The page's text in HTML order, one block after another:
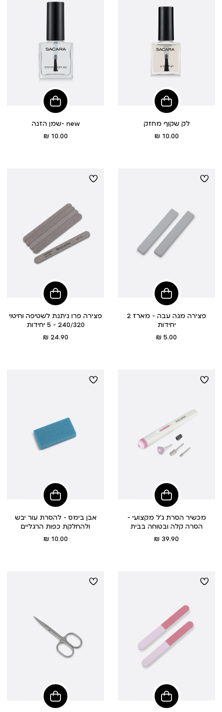
הוסיפי
לסל
לק שקוף מחזק
מחיר10.00 ₪
הוסיפי
לסל
שמן הזנה- new
מחיר10.00 ₪
הוסיפי
לסל
פצירה מגה עבה - מארז 2
יחידות
מחיר5.00 ₪
הוסיפי
לסל
פצירה פרו ניתנת לשטיפה וחיטוי
240/320 - 5 יחידות
מחיר24.90 ₪
הוסיפי
לסל
מכשיר הסרת ג’ל מקצועי –
הסרה קלה ובטוחה בבית
מחיר39.90 ₪
הוסיפי
לסל
אבן בימס – להסרת עור יבש
ולהחלקת כפות הרגליים
מחיר10.00 ₪
הוסיפי
לסל
הוסיפי
לסל